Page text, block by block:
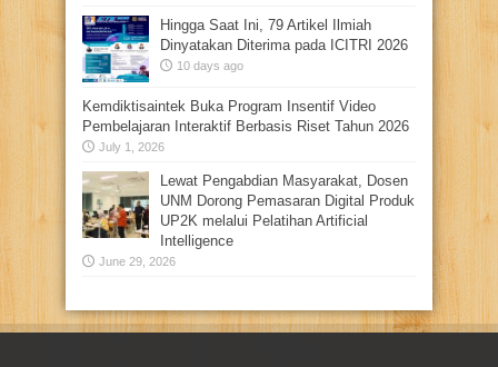
Hingga Saat Ini, 79 Artikel Ilmiah
Dinyatakan Diterima pada ICITRI 2026
10 days ago
Kemdiktisaintek Buka Program Insentif Video
Pembelajaran Interaktif Berbasis Riset Tahun 2026
July 1, 2026
Lewat Pengabdian Masyarakat, Dosen
UNM Dorong Pemasaran Digital Produk
UP2K melalui Pelatihan Artificial
Intelligence
June 29, 2026